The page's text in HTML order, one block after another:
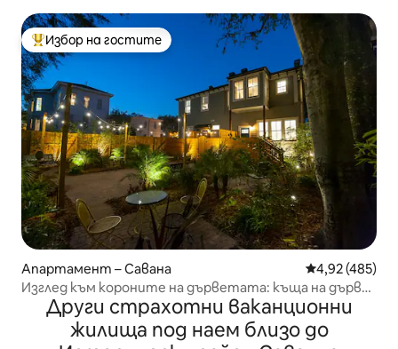
Най-популярен избор на гостите
Избор на гостите
Апартамент – Савана Средна
4,92 (485)
Изглед към короните на дърветата: къща на дърво
с 1 спалня, обляна в светлина
Други страхотни ваканционни
жилища под наем близо до